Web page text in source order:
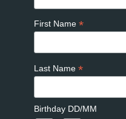
First Name *
Last Name *
Birthday DD/MM